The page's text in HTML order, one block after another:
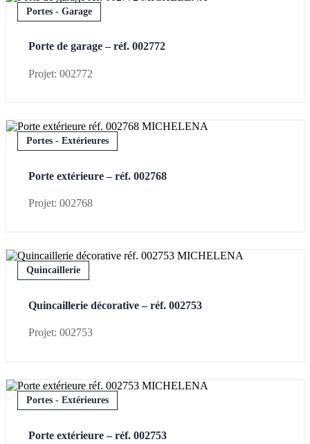
Portes - Garage
Porte de garage – réf. 002772
Projet: 002772
Portes - Extérieures
Porte extérieure – réf. 002768
Projet: 002768
Quincaillerie
Quincaillerie décorative – réf. 002753
Projet: 002753
Portes - Extérieures
Porte extérieure – réf. 002753